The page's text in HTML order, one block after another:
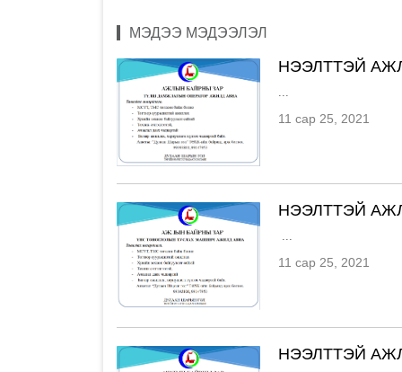
МЭДЭЭ МЭДЭЭЛЭЛ
НЭЭЛТТЭЙ
...
11 сар 25, 2021
НЭЭЛТТЭЙ
...
11 сар 25, 2021
НЭЭЛТТЭЙ